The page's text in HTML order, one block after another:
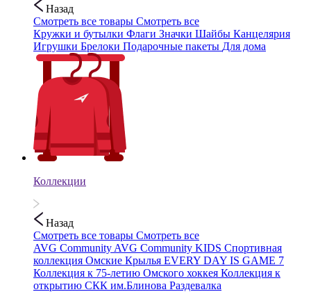
Назад
Смотреть все товары Смотреть все
Кружки и бутылки Флаги Значки Шайбы Канцелярия
Игрушки Брелоки Подарочные пакеты Для дома
Коллекции
Назад
Смотреть все товары Смотреть все
AVG Community AVG Community KIDS Спортивная
коллекция Омские Крылья EVERY DAY IS GAME 7
Коллекция к 75-летию Омского хоккея Коллекция к
открытию СКК им.Блинова Раздевалка